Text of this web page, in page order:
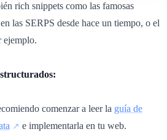
rich snippets como las famosas
las SERPS desde hace un tiempo, o el
ejemplo.
comenzar a leer la guía de
e implementarla en tu web.